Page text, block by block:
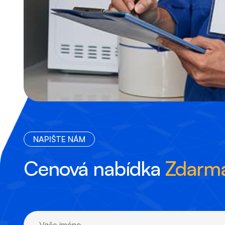
NAPIŠTE NÁM
Cenová nabídka